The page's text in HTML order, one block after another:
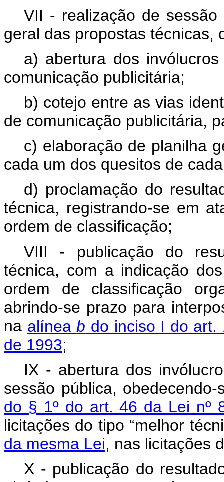
VII - realização de
geral das propostas
a) abertura dos
comunicação publicitária;
b) cotejo entre as vias
de comunicação publicitária,
c) elaboração de planilha
cada um dos quesitos de
d) proclamação do
técnica, registrando-se em
ordem de classificação;
VIII - publicação do
técnica, com a indicação
ordem de classificação
abrindo-se prazo para
na alíneab do inciso I do art.
de 1993;
IX - abertura dos
sessão pública,
do § 1º do art. 46 da Lei nº
licitações do tipo “melhor
da mesma Lei, nas licitações
X - publicação do